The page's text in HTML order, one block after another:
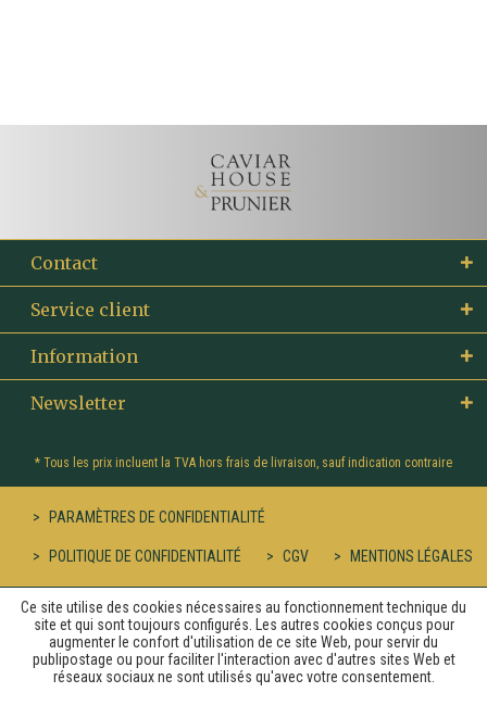
Contact
Service client
Information
Newsletter
* Tous les prix incluent la TVA hors frais de livraison, sauf indication contraire
PARAMÈTRES DE CONFIDENTIALITÉ
POLITIQUE DE CONFIDENTIALITÉ CGV MENTIONS LÉGALES
Ce site utilise des cookies nécessaires au fonctionnement technique du
site et qui sont toujours configurés. Les autres cookies conçus pour
augmenter le confort d'utilisation de ce site Web, pour servir du
publipostage ou pour faciliter l'interaction avec d'autres sites Web et
réseaux sociaux ne sont utilisés qu'avec votre consentement.